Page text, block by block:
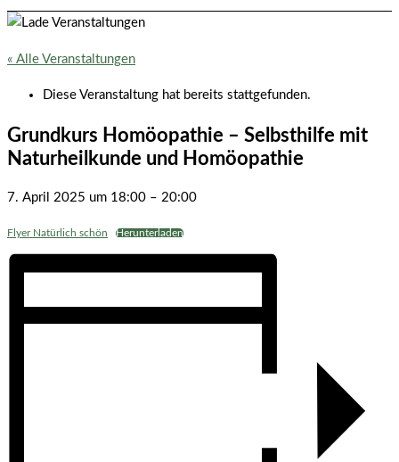
« Alle Veranstaltungen
Diese Veranstaltung hat bereits stattgefunden.
Grundkurs Homöopathie – Selbsthilfe mit
Naturheilkunde und Homöopathie
7. April 2025 um 18:00 – 20:00
Flyer Natürlich schön Herunterladen